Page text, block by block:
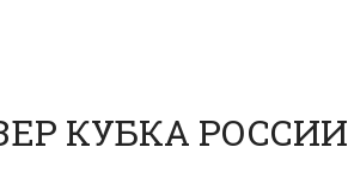
КУБКА РОССИИ